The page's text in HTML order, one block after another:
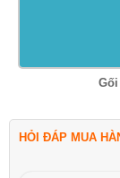
Gối
HỎI ĐÁP MUA